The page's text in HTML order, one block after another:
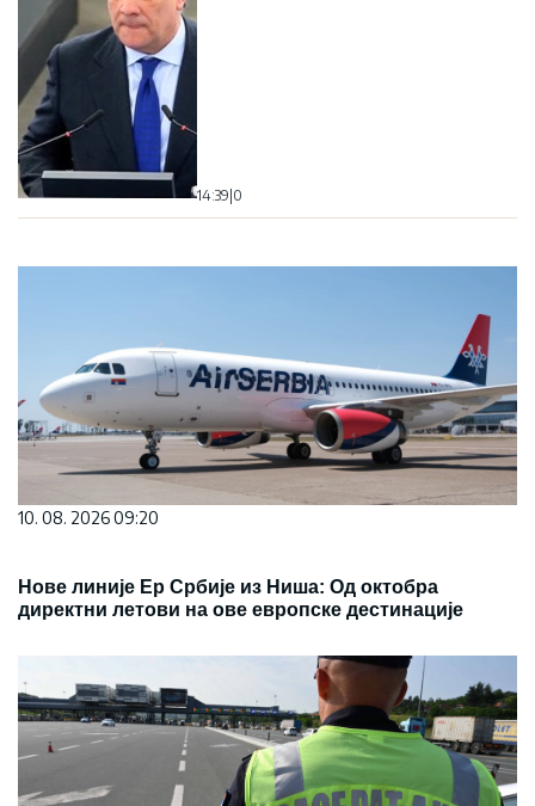
14:39 0
10. 08. 2026 09:20
Нове линије Ер Србије из Ниша: Од октобра
директни летови на ове европске дестинације